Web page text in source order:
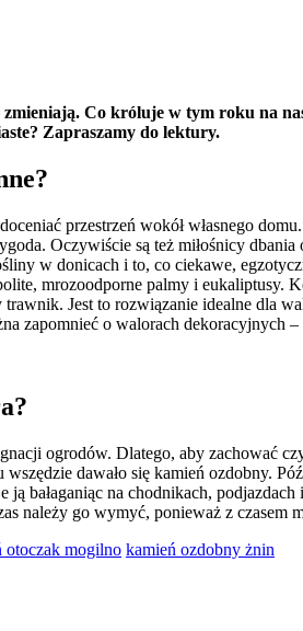
Co króluje w tym roku na
Zapraszamy do lektury.
przestrzeń wokół własnego
Oczywiście są też miłośnicy
w donicach i to, co ciekawe,
mrozoodporne palmy i
Jest to rozwiązanie idealne dla
zapomnieć o walorach
ogrodów. Dlatego, aby zachować
dawało się kamień ozdobny.
bałaganiąc na chodnikach,
należy go wymyć, ponieważ z czasem
otoczak mogilno kamień ozdobny żnin